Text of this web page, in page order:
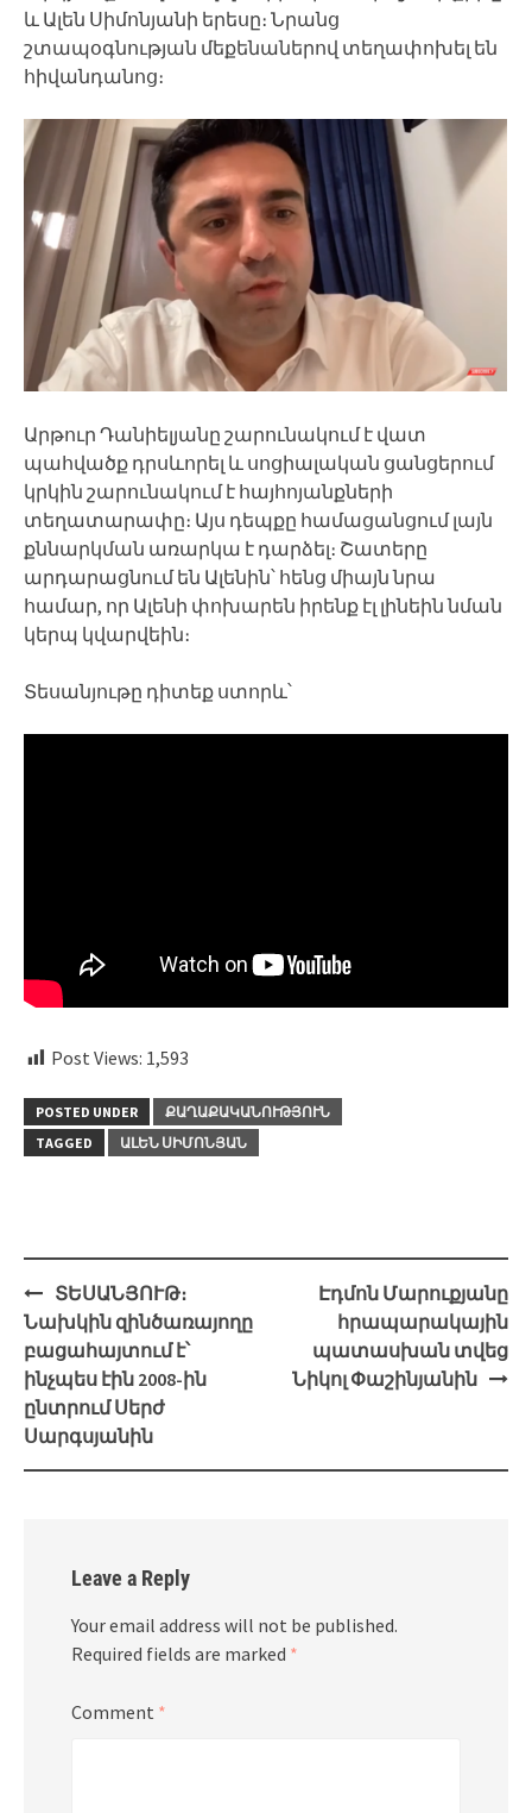
և Ալեն Սիմոնյանի երեսը։ Նրանց
շտապօգնության մեքենաներով տեղափոխել են
հիվանդանոց։
Արթուր Դանիելյանը շարունակում է վատ
պահվածք դրսևորել և սոցիալական ցանցերում
կրկին շարունակում է հայհոյանքների
տեղատարափը։ Այս դեպքը համացանցում լայն
քննարկման առարկա է դարձել։ Շատերը
արդարացնում են Ալենին՝ հենց միայն նրա
համար, որ Ալենի փոխարեն իրենք էլ լինեին նման
կերպ կվարվեին։
Տեսանյութը դիտեք ստորև՝
Post Views: 1,593
POSTED UNDER
ՔԱՂԱՔԱԿԱՆՈՒԹՅՈՒՆ
TAGGED
ԱԼԵՆ ՍԻՄՈՆՅԱՆ
Post
navigation
ՏԵՍԱՆՅՈՒԹ։
Նախկին զինծառայողը
բացահայտում է՝
ինչպես էին 2008-ին
ընտրում Սերժ
Սարգսյանին
Էդմոն Մարուքյանը
հրապարակային
պատասխան տվեց
Նիկոլ Փաշինյանին
Leave a Reply
Your email address will not be published.
Required fields are marked *
Comment *